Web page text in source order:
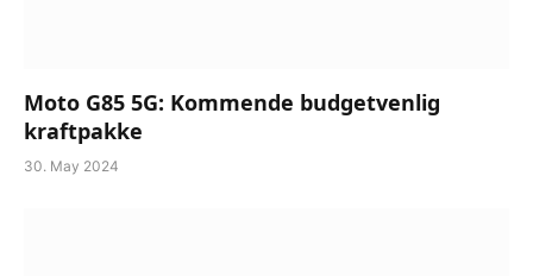
Moto G85 5G: Kommende budgetvenlig
kraftpakke
30. May 2024